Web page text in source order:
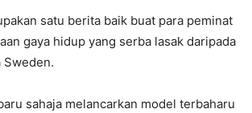
satu berita baik buat para peminat
gaya hidup yang serba lasak daripada
Sweden.
sahaja melancarkan model terbaharu